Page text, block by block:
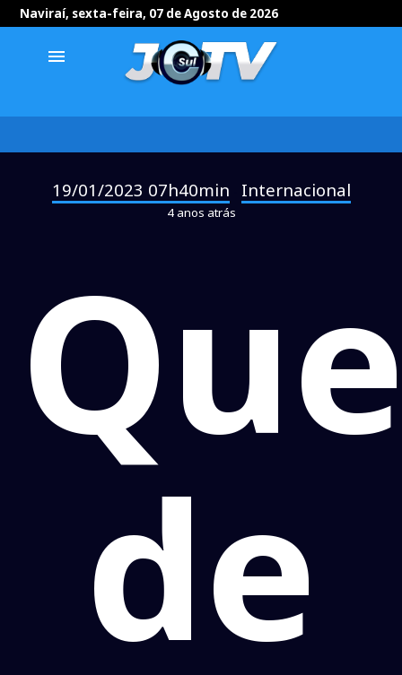
Naviraí, sexta-feira, 07 de Agosto de 2026
menu
19/01/2023 07h40min Internacional
4 anos atrás
de